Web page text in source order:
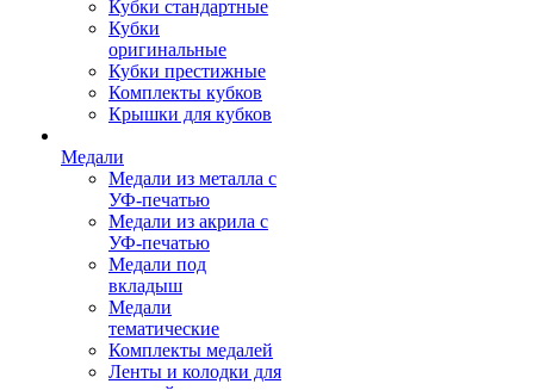
Кубки стандартные
Кубки
оригинальные
Кубки престижные
Комплекты кубков
Крышки для кубков
Медали
Медали из металла с
УФ-печатью
Медали из акрила с
УФ-печатью
Медали под
вкладыш
Медали
тематические
Комплекты медалей
Ленты и колодки для